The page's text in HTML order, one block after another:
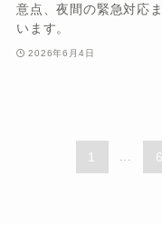
意点、夜間の緊急対応
います。
2026年6月4日
1 6